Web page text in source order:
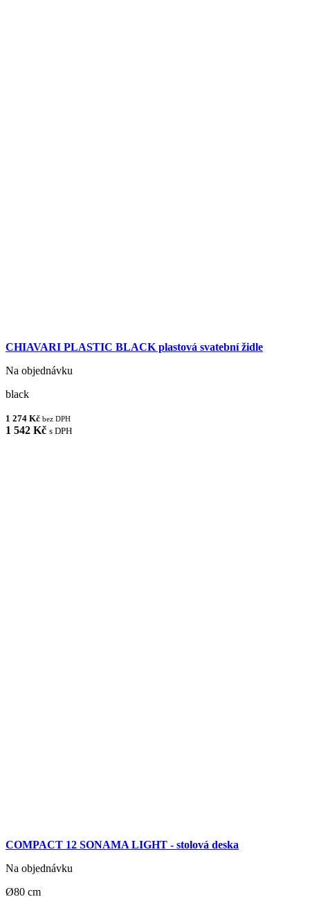
CHIAVARI PLASTIC BLACK plastová svatební židle
Na objednávku
black
1 274 Kč bez DPH
1 542 Kč s DPH
COMPACT 12 SONAMA LIGHT - stolová deska
Na objednávku
Ø80 cm